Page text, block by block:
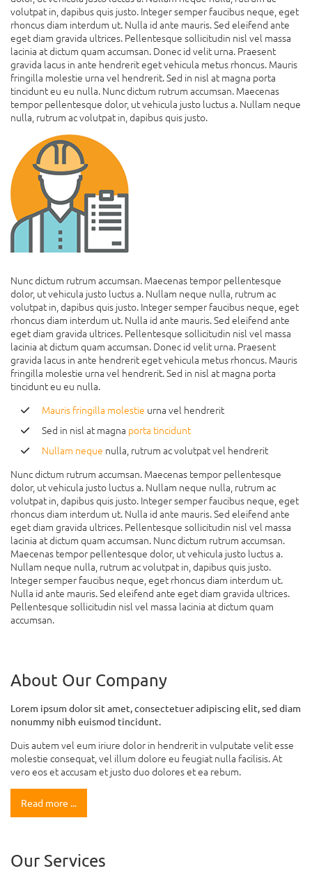
volutpat in, dapibus quis justo. Integer semper faucibus neque, eget
rhoncus diam interdum ut. Nulla id ante mauris. Sed eleifend ante
eget diam gravida ultrices. Pellentesque sollicitudin nisl vel massa
lacinia at dictum quam accumsan. Donec id velit urna. Praesent
gravida lacus in ante hendrerit eget vehicula metus rhoncus. Mauris
fringilla molestie urna vel hendrerit. Sed in nisl at magna porta
tincidunt eu eu nulla. Nunc dictum rutrum accumsan. Maecenas
tempor pellentesque dolor, ut vehicula justo luctus a. Nullam neque
nulla, rutrum ac volutpat in, dapibus quis justo.
Nunc dictum rutrum accumsan. Maecenas tempor pellentesque
dolor, ut vehicula justo luctus a. Nullam neque nulla, rutrum ac
volutpat in, dapibus quis justo. Integer semper faucibus neque, eget
rhoncus diam interdum ut. Nulla id ante mauris. Sed eleifend ante
eget diam gravida ultrices. Pellentesque sollicitudin nisl vel massa
lacinia at dictum quam accumsan. Donec id velit urna. Praesent
gravida lacus in ante hendrerit eget vehicula metus rhoncus. Mauris
fringilla molestie urna vel hendrerit. Sed in nisl at magna porta
tincidunt eu eu nulla.
Mauris fringilla molestie urna vel hendrerit
Sed in nisl at magna porta tincidunt
Nullam neque nulla, rutrum ac volutpat vel hendrerit
Nunc dictum rutrum accumsan. Maecenas tempor pellentesque
dolor, ut vehicula justo luctus a. Nullam neque nulla, rutrum ac
volutpat in, dapibus quis justo. Integer semper faucibus neque, eget
rhoncus diam interdum ut. Nulla id ante mauris. Sed eleifend ante
eget diam gravida ultrices. Pellentesque sollicitudin nisl vel massa
lacinia at dictum quam accumsan. Nunc dictum rutrum accumsan.
Maecenas tempor pellentesque dolor, ut vehicula justo luctus a.
Nullam neque nulla, rutrum ac volutpat in, dapibus quis justo.
Integer semper faucibus neque, eget rhoncus diam interdum ut.
Nulla id ante mauris. Sed eleifend ante eget diam gravida ultrices.
Pellentesque sollicitudin nisl vel massa lacinia at dictum quam
accumsan.
About Our Company
Lorem ipsum dolor sit amet, consectetuer adipiscing elit, sed diam
nonummy nibh euismod tincidunt.
Duis autem vel eum iriure dolor in hendrerit in vulputate velit esse
molestie consequat, vel illum dolore eu feugiat nulla facilisis. At
vero eos et accusam et justo duo dolores et ea rebum.
Read more ...
Our Services